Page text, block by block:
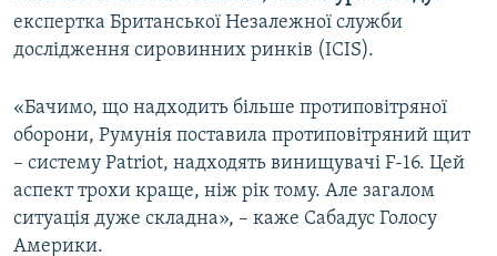
експертка Британської Незалежної служби
дослідження сировинних ринків (ICIS).
«Бачимо, що надходить більше протиповітряної
оборони, Румунія поставила протиповітряний щит
– систему Patriot, надходять винищувачі F-16. Цей
аспект трохи краще, ніж рік тому. Але загалом
ситуація дуже складна», – каже Сабадус Голосу
Америки.